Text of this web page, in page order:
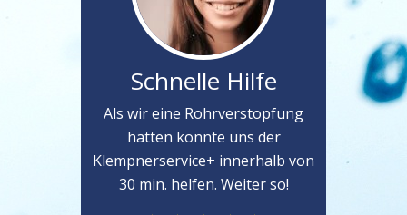
Schnelle Hilfe
Als wir eine Rohrverstopfung
hatten konnte uns der
Klempnerservice+ innerhalb von
30 min. helfen. Weiter so!